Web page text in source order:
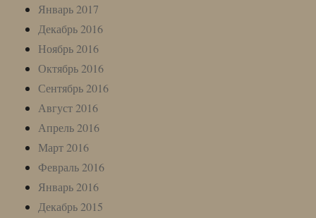
Январь 2017
Декабрь 2016
Ноябрь 2016
Октябрь 2016
Сентябрь 2016
Август 2016
Апрель 2016
Март 2016
Февраль 2016
Январь 2016
Декабрь 2015